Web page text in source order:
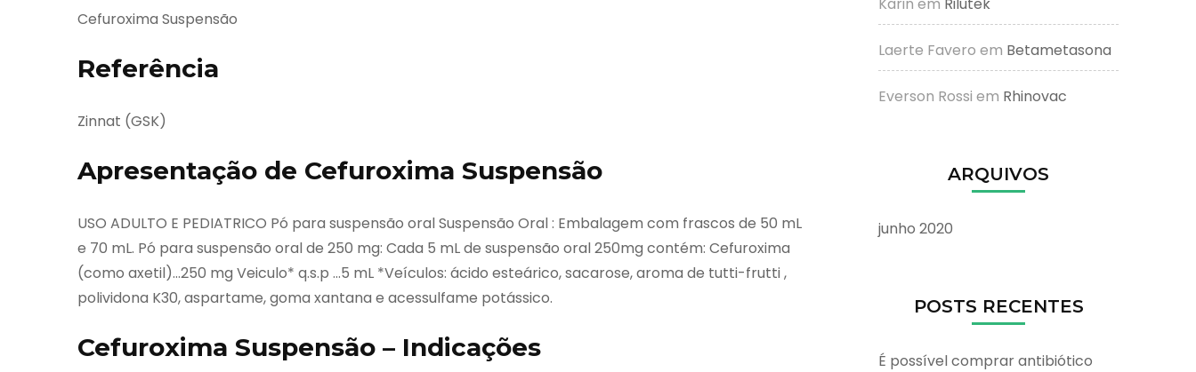
Cefuroxima Suspensão
Referência
Zinnat (GSK)
Apresentação de Cefuroxima Suspensão
USO ADULTO E PEDIATRICO Pó para suspensão oral Suspensão Oral : Embalagem com frascos de 50 mL
e 70 mL. Pó para suspensão oral de 250 mg: Cada 5 mL de suspensão oral 250mg contém: Cefuroxima
(como axetil)…250 mg Veiculo* q.s.p …5 mL *Veículos: ácido esteárico, sacarose, aroma de tutti-frutti ,
polividona K30, aspartame, goma xantana e acessulfame potássico.
Cefuroxima Suspensão – Indicações
Laerte Favero em Betametasona
Everson Rossi em Rhinovac
ARQUIVOS
junho 2020
POSTS RECENTES
É possível comprar antibiótico